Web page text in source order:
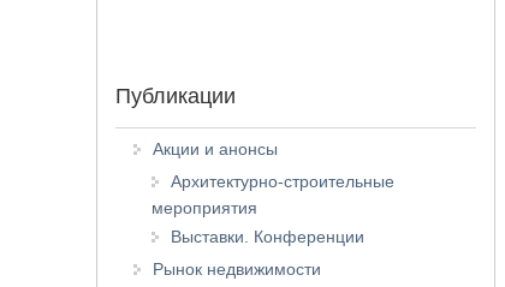
Публикации
Акции и анонсы
Архитектурно-строительные
мероприятия
Выставки. Конференции
Рынок недвижимости